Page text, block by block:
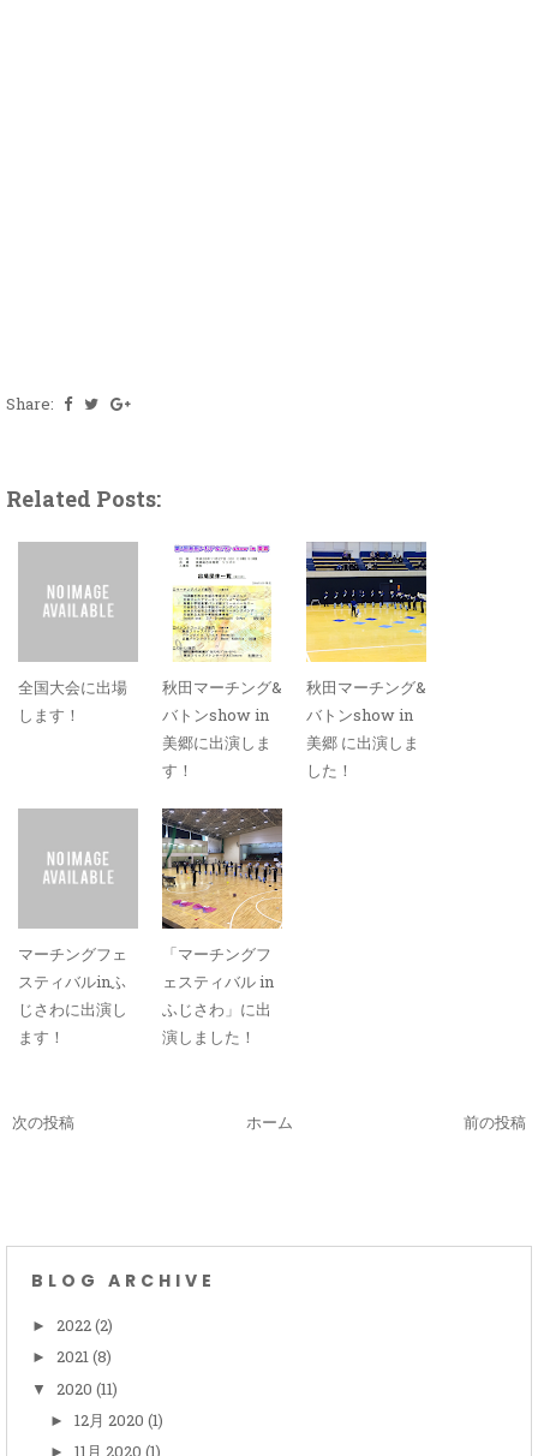
Share:
Related Posts:
全国大会に出場
します！
秋田マーチング&
バトンshow in
美郷に出演しま
す！
秋田マーチング&
バトンshow in
美郷 に出演しま
した！
マーチングフェ
スティバルinふ
じさわに出演し
ます！
「マーチングフ
ェスティバル in
ふじさわ」に出
演しました！
次の投稿 前の投稿
ホーム
BLOG ARCHIVE
► 2022(2)
► 2021(8)
▼ 2020 (11)
►12月 2020(1)
►11月 2020(1)